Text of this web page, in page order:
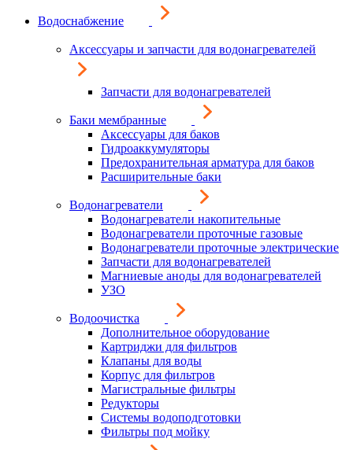
Водоснабжение
Аксессуары и запчасти для водонагревателей
Запчасти для водонагревателей
Баки мембранные
Аксессуары для баков
Гидроаккумуляторы
Предохранительная арматура для баков
Расширительные баки
Водонагреватели
Водонагреватели накопительные
Водонагреватели проточные газовые
Водонагреватели проточные электрические
Запчасти для водонагревателей
Магниевые аноды для водонагревателей
УЗО
Водоочистка
Дополнительное оборудование
Картриджи для фильтров
Клапаны для воды
Корпус для фильтров
Магистральные фильтры
Редукторы
Системы водоподготовки
Фильтры под мойку